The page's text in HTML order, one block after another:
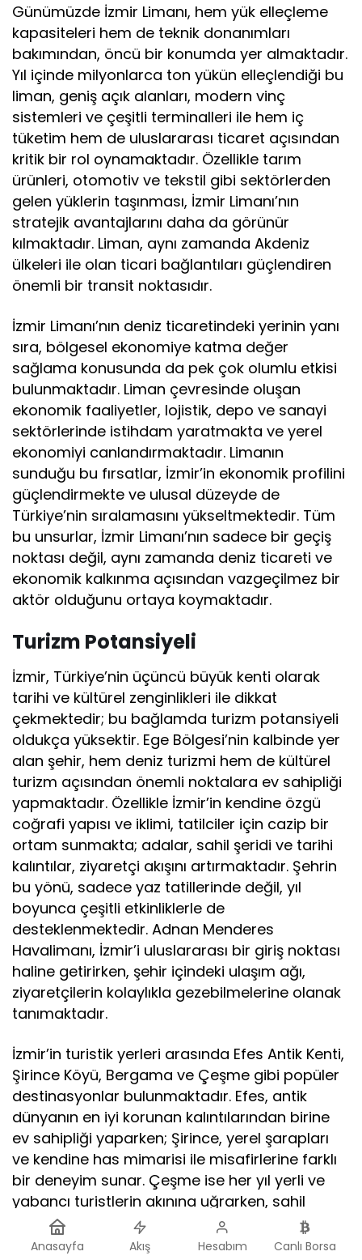
Günümüzde İzmir Limanı, hem yük elleçleme
kapasiteleri hem de teknik donanımları
bakımından, öncü bir konumda yer almaktadır.
Yıl içinde milyonlarca ton yükün elleçlendiği bu
liman, geniş açık alanları, modern vinç
sistemleri ve çeşitli terminalleri ile hem iç
tüketim hem de uluslararası ticaret açısından
kritik bir rol oynamaktadır. Özellikle tarım
ürünleri, otomotiv ve tekstil gibi sektörlerden
gelen yüklerin taşınması, İzmir Limanı’nın
stratejik avantajlarını daha da görünür
kılmaktadır. Liman, aynı zamanda Akdeniz
ülkeleri ile olan ticari bağlantıları güçlendiren
önemli bir transit noktasıdır.
İzmir Limanı’nın deniz ticaretindeki yerinin yanı
sıra, bölgesel ekonomiye katma değer
sağlama konusunda da pek çok olumlu etkisi
bulunmaktadır. Liman çevresinde oluşan
ekonomik faaliyetler, lojistik, depo ve sanayi
sektörlerinde istihdam yaratmakta ve yerel
ekonomiyi canlandırmaktadır. Limanın
sunduğu bu fırsatlar, İzmir’in ekonomik profilini
güçlendirmekte ve ulusal düzeyde de
Türkiye’nin sıralamasını yükseltmektedir. Tüm
bu unsurlar, İzmir Limanı’nın sadece bir geçiş
noktası değil, aynı zamanda deniz ticareti ve
ekonomik kalkınma açısından vazgeçilmez bir
aktör olduğunu ortaya koymaktadır.
Turizm Potansiyeli
İzmir, Türkiye’nin üçüncü büyük kenti olarak
tarihi ve kültürel zenginlikleri ile dikkat
çekmektedir; bu bağlamda turizm potansiyeli
oldukça yüksektir. Ege Bölgesi’nin kalbinde yer
alan şehir, hem deniz turizmi hem de kültürel
turizm açısından önemli noktalara ev sahipliği
yapmaktadır. Özellikle İzmir’in kendine özgü
coğrafi yapısı ve iklimi, tatilciler için cazip bir
ortam sunmakta; adalar, sahil şeridi ve tarihi
kalıntılar, ziyaretçi akışını artırmaktadır. Şehrin
bu yönü, sadece yaz tatillerinde değil, yıl
boyunca çeşitli etkinliklerle de
desteklenmektedir. Adnan Menderes
Havalimanı, İzmir’i uluslararası bir giriş noktası
haline getirirken, şehir içindeki ulaşım ağı,
ziyaretçilerin kolaylıkla gezebilmelerine olanak
tanımaktadır.
İzmir’in turistik yerleri arasında Efes Antik Kenti,
Şirince Köyü, Bergama ve Çeşme gibi popüler
destinasyonlar bulunmaktadır. Efes, antik
dünyanın en iyi korunan kalıntılarından birine
ev sahipliği yaparken; Şirince, yerel şarapları
ve kendine has mimarisi ile misafirlerine farklı
bir deneyim sunar. Çeşme ise her yıl yerli ve
yabancı turistlerin akınına uğrarken, sahil
beldesindeki plajlar ve su sporları aktiviteleri ile
büyük ilgi görmektedir. İzmir’in kültürel
Anasayfa Akış Hesabım Canlı Borsa